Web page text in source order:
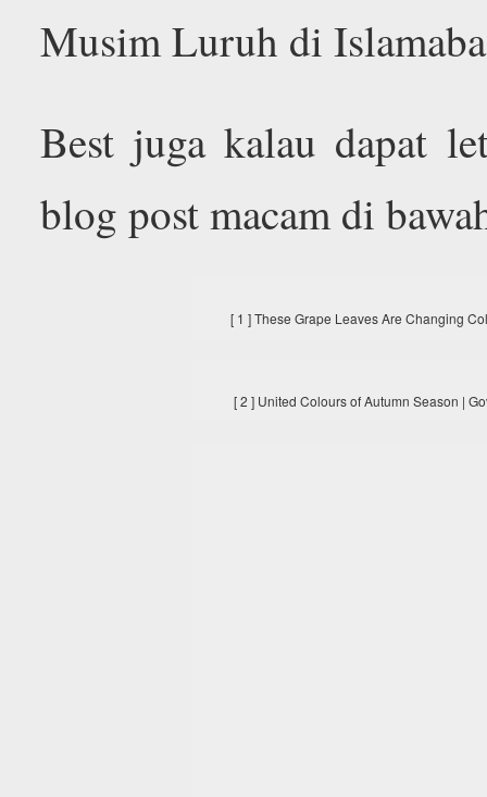
Musim Luruh di
Best juga kalau dapat
blog post macam di
[ 1 ] These Grape Leaves Are Changing
[ 2 ] United Colours of Autumn Season |